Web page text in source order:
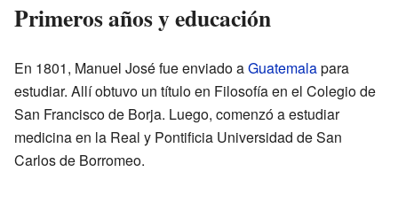
Primeros años y educación
En 1801, Manuel José fue enviado aGuatemalapara
estudiar. Allí obtuvo un título en Filosofía en el Colegio de
San Francisco de Borja. Luego, comenzó a estudiar
medicina en la Real y Pontificia Universidad de San
Carlos de Borromeo.